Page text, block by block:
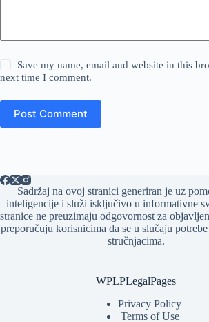
Save my name, email and website in this
next time I comment.
Post Comment
Sadržaj na ovoj stranici generiran je uz
inteligencije i služi isključivo u informativne
stranice ne preuzimaju odgovornost za
preporučuju korisnicima da se u slučaju
stručnjacima.
WPLPLegalPages
Privacy Policy
Terms of Use